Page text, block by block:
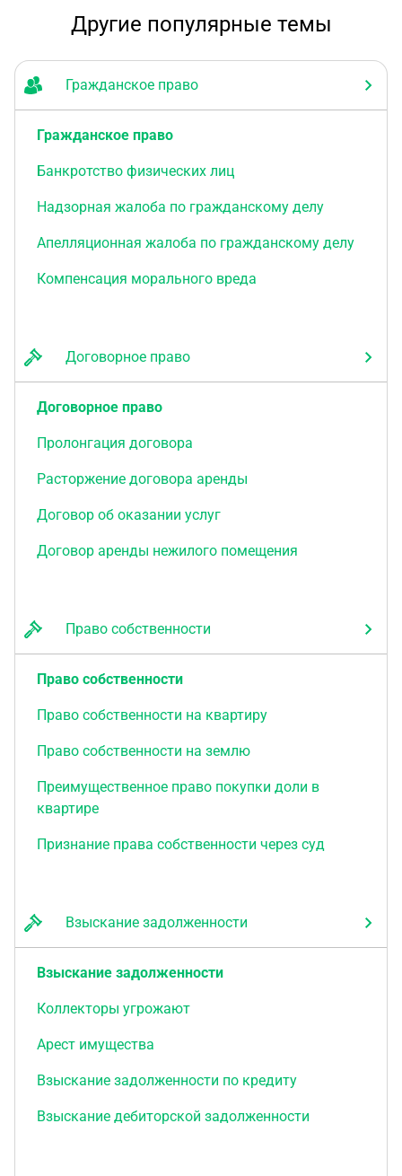
Другие популярные темы
Гражданское право
Гражданское право
Банкротство физических лиц
Надзорная жалоба по гражданскому делу
Апелляционная жалоба по гражданскому делу
Компенсация морального вреда
Договорное право
Договорное право
Пролонгация договора
Расторжение договора аренды
Договор об оказании услуг
Договор аренды нежилого помещения
Право собственности
Право собственности
Право собственности на квартиру
Право собственности на землю
Преимущественное право покупки доли в
квартире
Признание права собственности через суд
Взыскание задолженности
Взыскание задолженности
Коллекторы угрожают
Арест имущества
Взыскание задолженности по кредиту
Взыскание дебиторской задолженности